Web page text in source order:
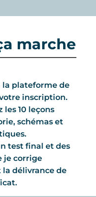
marche
la plateforme de
inscription.
les 10 leçons
schémas et
test final et des
je corrige
délivrance de